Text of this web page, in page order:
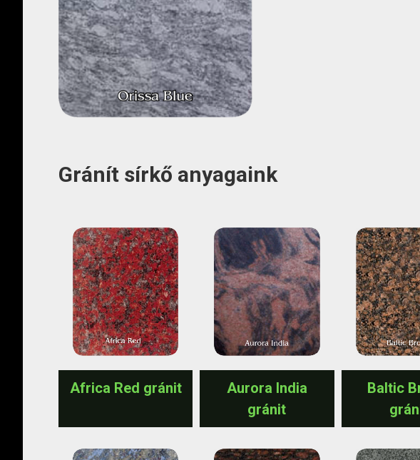
Gránít sírkő anyagaink
Africa Red gránit
Aurora India
gránit
Baltic